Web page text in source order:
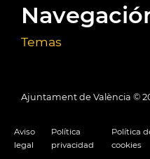
Temas
Ajuntament de València ©
Aviso
legal
Política
privacidad
Política
cookies